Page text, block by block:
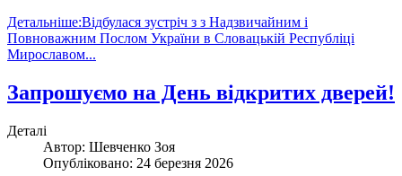
Детальніше:Відбулася зустріч з з Надзвичайним і
Повноважним Послом України в Словацькій Республіці
Мирославом...
Запрошуємо на День відкритих дверей!
Деталі
Автор: Шевченко Зоя
Опубліковано: 24 березня 2026